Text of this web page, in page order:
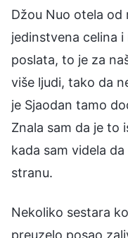
Džou Nuo otela od
jedinstvena celina
poslata, to je za
više ljudi, tako da
je Sjaodan tamo
Znala sam da je to
kada sam videla
stranu.
Nekoliko sestara
preuzelo posao